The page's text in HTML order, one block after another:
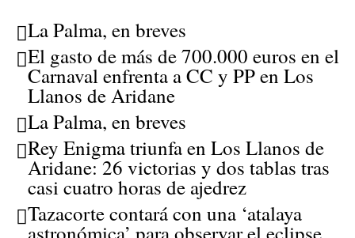
La Palma, en breves
El gasto de más de 700.000 euros en el
Carnaval enfrenta a CC y PP en Los
Llanos de Aridane
La Palma, en breves
Rey Enigma triunfa en Los Llanos de
Aridane: 26 victorias y dos tablas tras
casi cuatro horas de ajedrez
Tazacorte contará con una ‘atalaya